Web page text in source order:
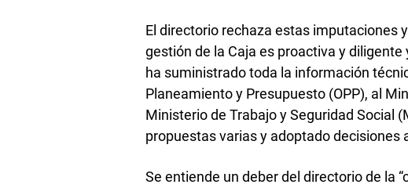
El directorio rechaza estas imputaciones
gestión de la Caja es proactiva y
ha suministrado toda la información
Planeamiento y Presupuesto (OPP), al
Ministerio de Trabajo y Seguridad Social
propuestas varias y adoptado decisiones
Se entiende un deber del directorio de la